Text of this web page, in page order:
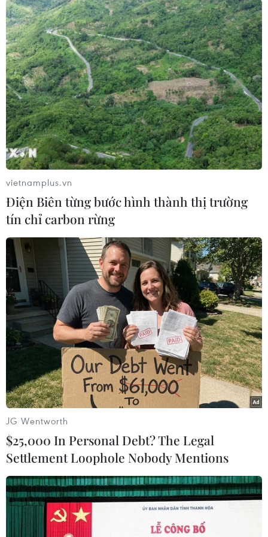
(TTXVN/Vietnam+)
#Cháy rừng #Phạt tù
Australia
Theo dõi VietnamPlus
TIN LIÊN QUAN
vietnamplus.vn
Điện Biên từng bước hình thành thị trường
tín chỉ carbon rừng
JG Wentworth
$25,000 In Personal Debt? The Legal
Settlement Loophole Nobody Mentions